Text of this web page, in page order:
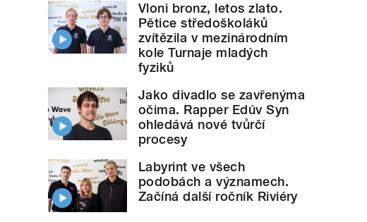
Vloni bronz, letos zlato.
Pětice středoškoláků
zvítězila v mezinárodním
kole Turnaje mladých
fyziků
Jako divadlo se zavřenýma
očima. Rapper Edúv Syn
ohledává nové tvůrčí
procesy
Labyrint ve všech
podobách a významech.
Začíná další ročník Riviéry